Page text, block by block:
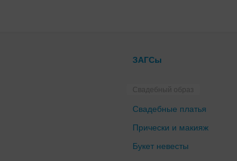
ЗАГСы
Свадебный образ
Свадебные платья
Прически и макияж
Букет невесты